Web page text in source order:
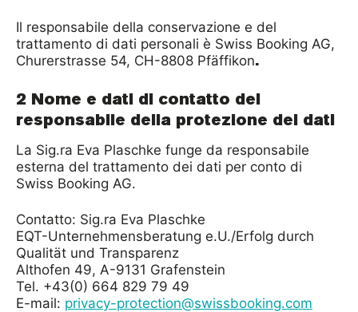
Il responsabile della conservazione e del
trattamento di dati personali è Swiss Booking AG,
Churerstrasse 54, CH-8808 Pfäffikon.
2 Nome e dati di contatto del
responsabile della protezione dei dati
La Sig.ra Eva Plaschke funge da responsabile
esterna del trattamento dei dati per conto di
Swiss Booking AG.
Contatto: Sig.ra Eva Plaschke
EQT-Unternehmensberatung e.U./Erfolg durch
Qualität und Transparenz
Althofen 49, A-9131 Grafenstein
Tel. +43(0) 664 829 79 49
E-mail: privacy-protection@swissbooking.com